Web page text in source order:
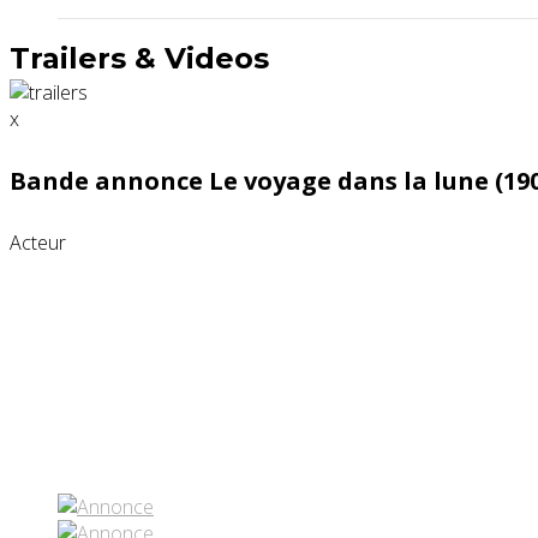
Trailers & Videos
x
Bande annonce Le voyage dans la lune
Acteur